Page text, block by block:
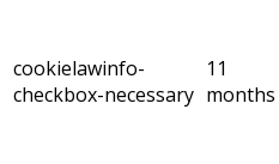
cookielawinfo-
checkbox-necessary
11
months